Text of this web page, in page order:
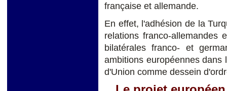
française et allemande.
En effet, l'adhésion de la
relations franco-allemandes
bilatérales franco- et
ambitions européennes dans
d'Union comme dessein